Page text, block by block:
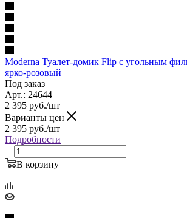
Moderna Туалет-домик Flip с угольным
ярко-розовый
Под заказ
Арт.: 24644
2 395 руб./шт
Варианты цен
2 395 руб./шт
Подробности
В корзину